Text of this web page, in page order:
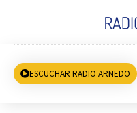
ESCUCHAR RADIO ARNEDO